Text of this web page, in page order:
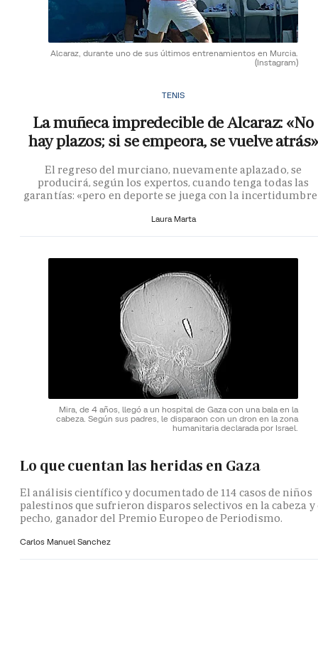
Alcaraz, durante uno de sus últimos entrenamientos en Murcia.
(Instagram)
TENIS
La muñeca impredecible de Alcaraz: «No
hay plazos; si se empeora, se vuelve atrás»
El regreso del murciano, nuevamente aplazado, se
producirá, según los expertos, cuando tenga todas las
garantías: «pero en deporte se juega con la
Laura Marta
Mira, de 4 años, llegó a un hospital de Gaza con una bala en la
cabeza. Según sus padres, le disparaon con un dron en la zona
humanitaria declarada por Israel.
Lo que cuentan las heridas en Gaza
El análisis científico y documentado de 114 casos de niños
palestinos que sufrieron disparos selectivos en la cabeza y
pecho, ganador del Premio Europeo de Periodismo.
Carlos Manuel Sanchez